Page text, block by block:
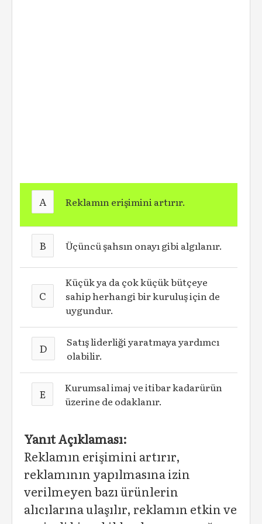
A Reklamın erişimini artırır.
B Üçüncü şahsın onayı gibi algılanır.
C
Küçük ya da çok küçük bütçeye
sahip herhangi bir kuruluş için de
uygundur.
D
Satış liderliği yaratmaya yardımcı
olabilir.
E
Kurumsal imaj ve itibar kadarürün
üzerine de odaklanır.
Yanıt Açıklaması:
Reklamın erişimini artırır,
reklamının yapılmasına izin
verilmeyen bazı ürünlerin
alıcılarına ulaşılır, reklamın etkin ve